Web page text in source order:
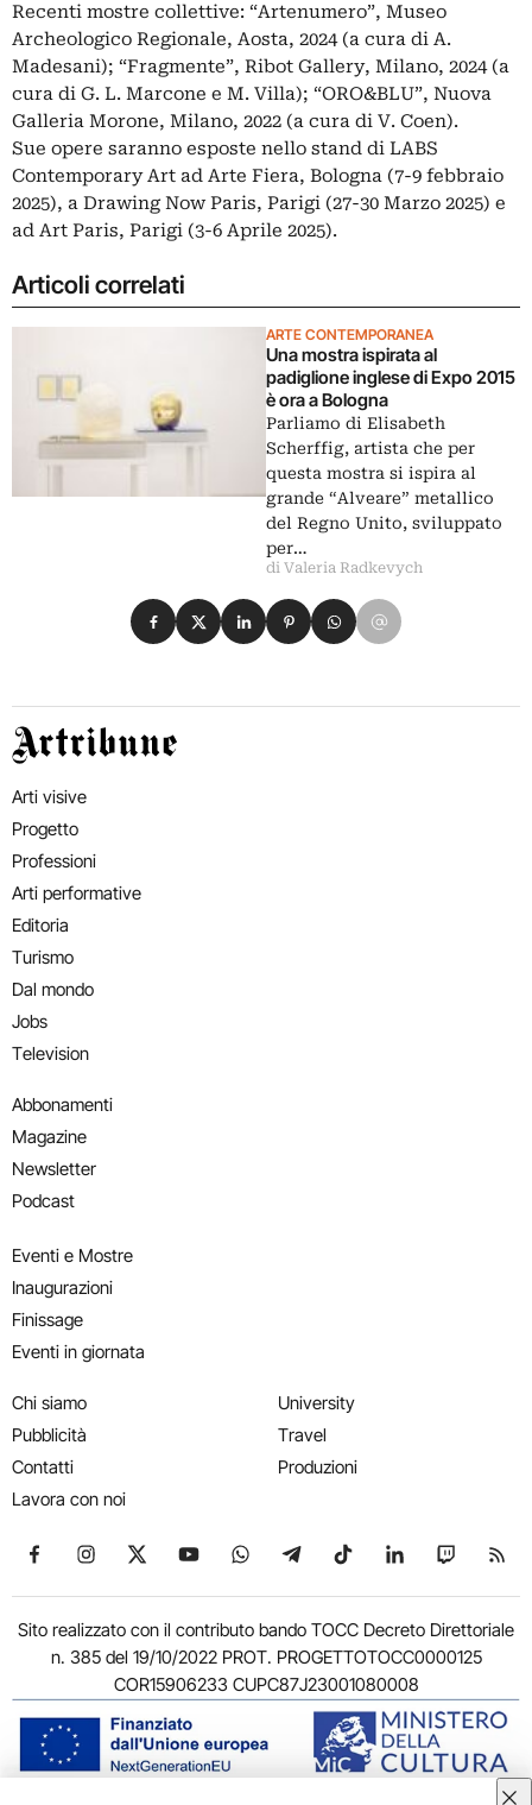
Recenti mostre collettive: “Artenumero”, Museo
Archeologico Regionale, Aosta, 2024 (a cura di A.
Madesani); “Fragmente”, Ribot Gallery, Milano, 2024 (a
cura di G. L. Marcone e M. Villa); “ORO&BLU”, Nuova
Galleria Morone, Milano, 2022 (a cura di V. Coen).
Sue opere saranno esposte nello stand di LABS
Contemporary Art ad Arte Fiera, Bologna (7-9 febbraio
2025), a Drawing Now Paris, Parigi (27-30 Marzo 2025) e
ad Art Paris, Parigi (3-6 Aprile 2025).
Articoli correlati
ARTE CONTEMPORANEA
Una mostra ispirata al
padiglione inglese di Expo 2015
è ora a Bologna
Parliamo di Elisabeth
Scherffig, artista che per
questa mostra si ispira al
grande “Alveare” metallico
del Regno Unito, sviluppato
per…
di Valeria Radkevych
Condividi su Facebook
Condividi su X
Condividi su LinkedIn
Condividi su Pinterest
Condividi su WhatsApp
Condividi su Email
Artribune
Arti visive
Progetto
Professioni
Arti performative
Editoria
Turismo
Dal mondo
Jobs
Television
Abbonamenti
Magazine
Newsletter
Podcast
Eventi e Mostre
Inaugurazioni
Finissage
Eventi in giornata
Chi siamo
Pubblicità
Contatti
Lavora con noi
University
Travel
Produzioni
Seguici su Facebook
Seguici su Instagram
Seguici su X
Seguici su YouTube
Seguici su WhatsApp
Seguici su Telegram
Seguici su TikTok
Seguici su
Seguici
Sito realizzato con il contributo bando TOCC Decreto Direttoriale
n. 385 del 19/10/2022 PROT. PROGETTOTOCC0000125
COR15906233 CUPC87J23001080008